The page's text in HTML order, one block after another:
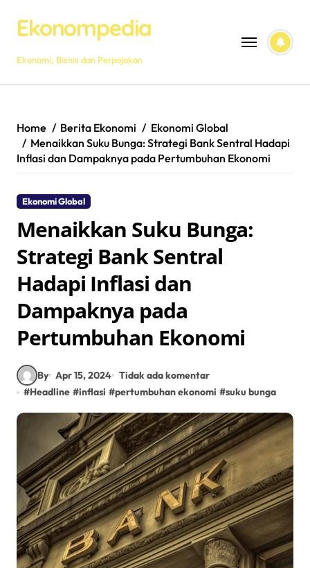
contentEkonompedia
Ekonomi, Bisnis dan Perpajakan
Home Berita Ekonomi
Ekonomi Global
Menaikkan Suku Bunga: Strategi Bank Sentral Hadapi
Inflasi dan Dampaknya pada Pertumbuhan Ekonomi
Ekonomi Global
Menaikkan Suku Bunga:
Strategi Bank Sentral
Hadapi Inflasi dan
Dampaknya pada
Pertumbuhan Ekonomi
By Apr 15, 2024 Tidak ada komentar
#Headline #inflasi #pertumbuhan ekonomi #suku bunga